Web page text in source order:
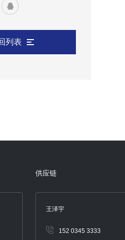
列表
供应链
王泽宇
152 0345 3333